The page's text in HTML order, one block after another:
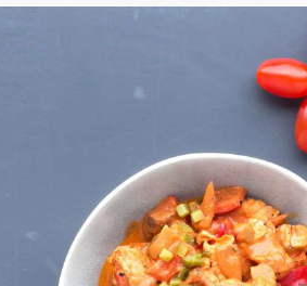
Voor- & tussengerechten